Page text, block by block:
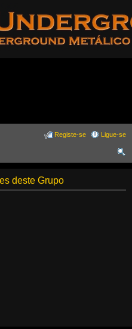
Ligue-se
Registe-se
deste Grupo